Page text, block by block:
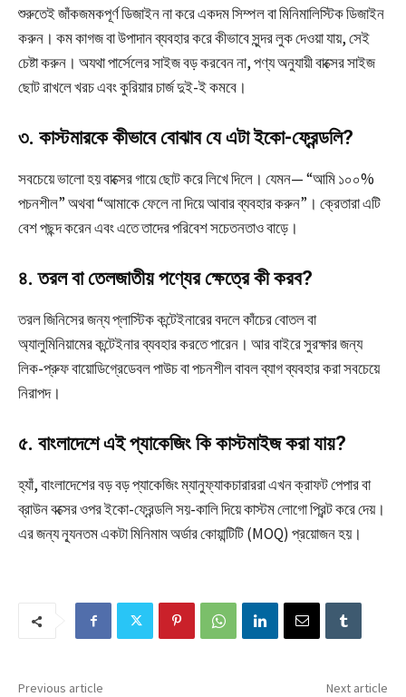
শুরুতেই জাঁকজমকপূর্ণ ডিজাইন না করে একদম সিম্পল বা মিনিমালিস্টিক ডিজাইন
করুন। কম কাগজ বা উপাদান ব্যবহার করে কীভাবে সুন্দর লুক দেওয়া যায়, সেই
চেষ্টা করুন। অযথা পার্সেলের সাইজ বড় করবেন না, পণ্য অনুযায়ী বাক্সের সাইজ
ছোট রাখলে খরচ এবং কুরিয়ার চার্জ দুই-ই কমবে।
৩. কাস্টমারকে কীভাবে বোঝাব যে এটা ইকো-ফ্রেন্ডলি?
সবচেয়ে ভালো হয় বাক্সের গায়ে ছোট করে লিখে দিলে। যেমন— “আমি ১০০%
পচনশীল” অথবা “আমাকে ফেলে না দিয়ে আবার ব্যবহার করুন”। ক্রেতারা এটি
বেশ পছন্দ করেন এবং এতে তাদের পরিবেশ সচেতনতাও বাড়ে।
৪. তরল বা তেলজাতীয় পণ্যের ক্ষেত্রে কী করব?
তরল জিনিসের জন্য প্লাস্টিক কন্টেইনারের বদলে কাঁচের বোতল বা
অ্যালুমিনিয়ামের কন্টেইনার ব্যবহার করতে পারেন। আর বাইরে সুরক্ষার জন্য
লিক-প্রুফ বায়োডিগ্রেডেবল পাউচ বা পচনশীল বাবল ব্যাগ ব্যবহার করা সবচেয়ে
নিরাপদ।
৫. বাংলাদেশে এই প্যাকেজিং কি কাস্টমাইজ করা যায়?
হ্যাঁ, বাংলাদেশের বড় বড় প্যাকেজিং ম্যানুফ্যাকচারাররা এখন ক্রাফট পেপার বা
ব্রাউন বক্সের ওপর ইকো-ফ্রেন্ডলি সয়-কালি দিয়ে কাস্টম লোগো প্রিন্ট করে দেয়।
এর জন্য ন্যূনতম একটা মিনিমাম অর্ডার কোয়ান্টিটি (MOQ) প্রয়োজন হয়।
Previous article Next article